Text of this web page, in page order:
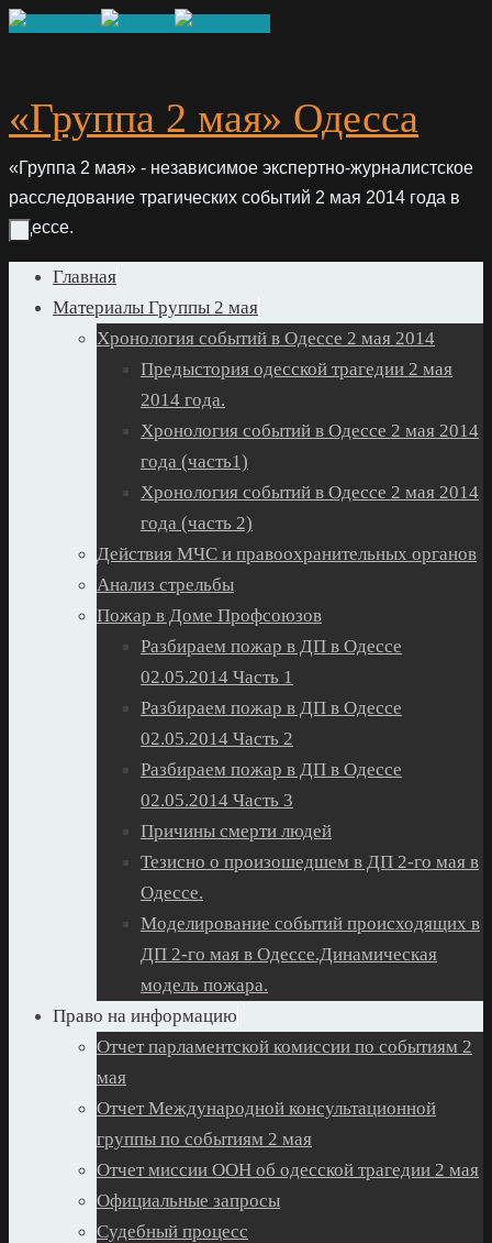
Skip
«Группа 2 мая» Одесса
«Группа 2 мая» - независимое экспертно-журналистское
расследование трагических событий 2 мая 2014 года в
Одессе.
Skip
Главная
Материалы Группы 2 мая
Хронология событий в Одессе 2 мая 2014
Предыстория одесской трагедии 2 мая
2014 года.
Хронология событий в Одессе 2 мая 2014
года (часть1)
Хронология событий в Одессе 2 мая 2014
года (часть 2)
Действия МЧС и правоохранительных органов
Анализ стрельбы
Пожар в Доме Профсоюзов
Разбираем пожар в ДП в Одессе
02.05.2014 Часть 1
Разбираем пожар в ДП в Одессе
02.05.2014 Часть 2
Разбираем пожар в ДП в Одессе
02.05.2014 Часть 3
Причины смерти людей
Тезисно о произошедшем в ДП 2-го мая в
Одессе.
Моделирование событий происходящих в
ДП 2-го мая в Одессе.Динамическая
модель пожара.
Право на информацию
Отчет парламентской комиссии по событиям 2
мая
Отчет Международной консультационной
группы по событиям 2 мая
Отчет миссии ООН об одесской трагедии 2 мая
Официальные запросы
Судебный процесс